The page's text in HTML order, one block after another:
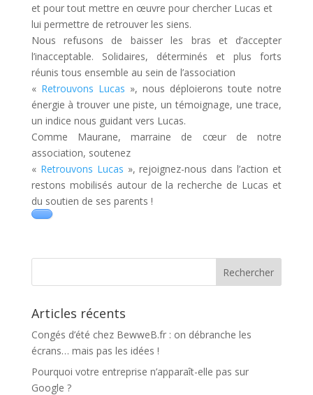
et pour tout mettre en œuvre pour chercher Lucas et
lui permettre de retrouver les siens.
Nous refusons de baisser les bras et d’accepter
l’inacceptable. Solidaires, déterminés et plus forts
réunis tous ensemble au sein de l’association
« Retrouvons Lucas », nous déploierons toute notre
énergie à trouver une piste, un témoignage, une trace,
un indice nous guidant vers Lucas.
Comme Maurane, marraine de cœur de notre
association, soutenez
« Retrouvons Lucas », rejoignez-nous dans l’action et
restons mobilisés autour de la recherche de Lucas et
du soutien de ses parents !
Articles récents
Congés d’été chez BewweB.fr : on débranche les
écrans… mais pas les idées !
Pourquoi votre entreprise n’apparaît-elle pas sur
Google ?